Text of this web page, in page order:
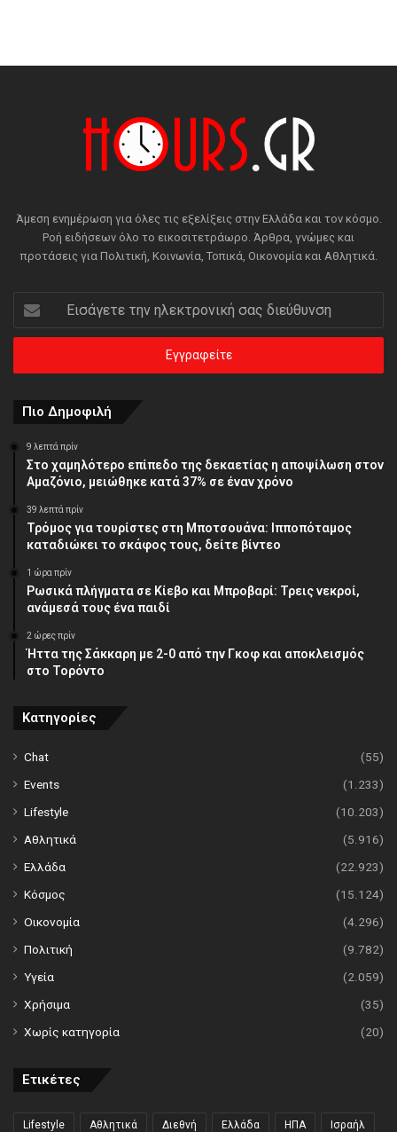
Άμεση ενημέρωση για όλες τις εξελίξεις στην Ελλάδα και τον κόσμο.
Ροή ειδήσεων όλο το εικοσιτετράωρο. Άρθρα, γνώμες και
προτάσεις για Πολιτική, Κοινωνία, Τοπικά, Οικονομία και Αθλητικά.
Εισάγετε
την
ηλεκτρονική
διεύθυνση
Πιο Δημοφιλή
9 λεπτά πρίν
Στο χαμηλότερο επίπεδο της δεκαετίας η αποψίλωση στον
Αμαζόνιο, μειώθηκε κατά 37% σε έναν χρόνο
39 λεπτά πρίν
Τρόμος για τουρίστες στη Μποτσουάνα: Ιπποπόταμος
καταδιώκει το σκάφος τους, δείτε βίντεο
1 ώρα πρίν
Ρωσικά πλήγματα σε Κίεβο και Μπροβαρί: Τρεις νεκροί,
ανάμεσά τους ένα παιδί
2 ώρες πρίν
Ήττα της Σάκκαρη με 2-0 από την Γκοφ και αποκλεισμός
στο Τορόντο
Κατηγορίες
Chat
(55)
Events
(1.233)
Lifestyle
(10.203)
Αθλητικά
(5.916)
Ελλάδα
(22.923)
Κόσμος
(15.124)
Οικονομία
(4.296)
Πολιτική
(9.782)
Υγεία
(2.059)
Χρήσιμα
(35)
Χωρίς κατηγορία
(20)
Ετικέτες
Lifestyle Αθλητικά Διεθνή Ελλάδα ΗΠΑ Ισραήλ